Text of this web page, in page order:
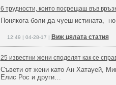
6 трудности, които посрещаш във
Понякога боли да чуеш истината,
12:49 | 04-28-17 | Виж цялата статия
25 известни жени споделят как се
Съвети от жени като Ан Хатауей,
Елис Рос и други…